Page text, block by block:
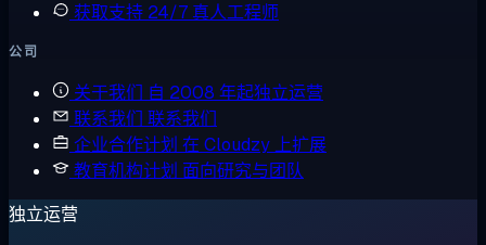
获取支持 24/7 真人工程师
公司
关于我们 自 2008 年起独立运营
联系我们 联系我们
企业合作计划 在 Cloudzy 上扩展
教育机构计划 面向研究与团队
独立运营